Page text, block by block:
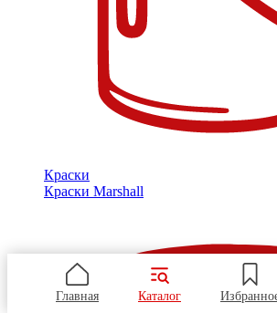
Краски
Краски Marshall
Главная Каталог